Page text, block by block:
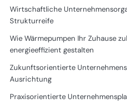
Wirtschaftliche
Strukturreife
Wie Wärmepumpen Ihr Zuhause
energieeffizient gestalten
Zukunftsorientierte
Ausrichtung
Praxisorientierte